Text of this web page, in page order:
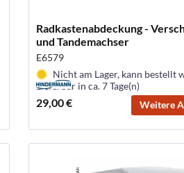
Radkastenabdeckung -
und Tandemachser
E6579
Nicht am Lager, kann bestellt
Lieferbar in ca. 7 Tage(n)
29,00 € Weitere